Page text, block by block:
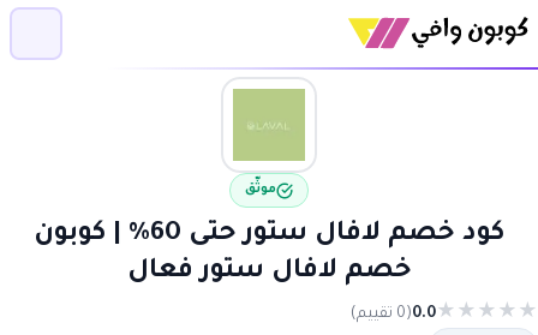
موثّق
كود خصم لافال ستور حتى 60% | كوبون
خصم لافال ستور فعال
★
★
★
★
★
0.0(0 تقييم)